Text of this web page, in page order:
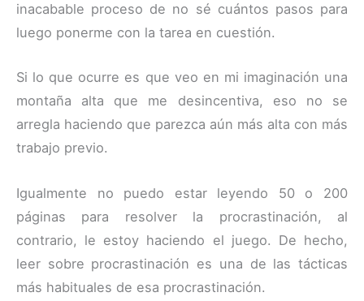
inacabable proceso de no sé cuántos pasos para
luego ponerme con la tarea en cuestión.
Si lo que ocurre es que veo en mi imaginación una
montaña alta que me desincentiva, eso no se
arregla haciendo que parezca aún más alta con más
trabajo previo.
Igualmente no puedo estar leyendo 50 o 200
páginas para resolver la procrastinación, al
contrario, le estoy haciendo el juego. De hecho,
leer sobre procrastinación es una de las tácticas
más habituales de esa procrastinación.